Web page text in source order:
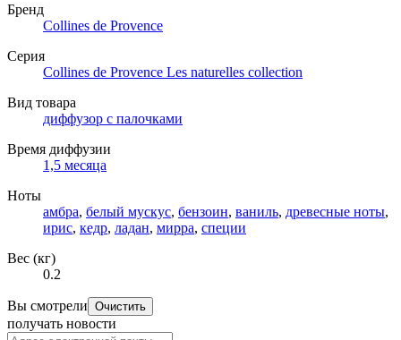
Бренд
Collines de Рrovencе
Серия
Collines de Provence Les naturelles collection
Вид товара
диффузор с палочками
Время диффузии
1,5 месяца
Ноты
амбра, белый мускус, бензоин, ваниль, древесные ноты,
ирис, кедр, ладан, мирра, специи
Вес (кг)
0.2
Вы смотрели Очистить
получать новости